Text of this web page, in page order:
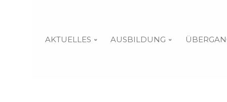
AKTUELLES AUSBILDUNG